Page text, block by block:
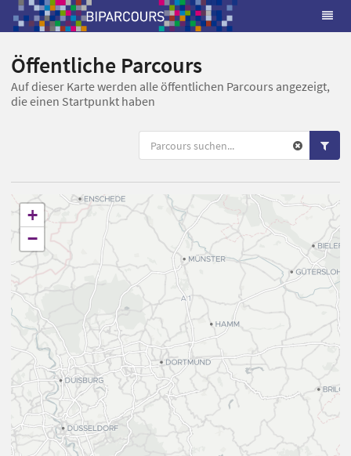
Öffentliche Parcours
Auf dieser Karte werden alle öffentlichen Parcours angezeigt,
die einen Startpunkt haben
+
−